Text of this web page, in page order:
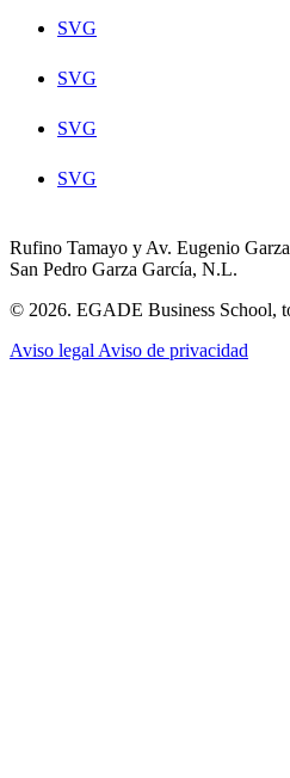
SVG
SVG
SVG
SVG
Rufino Tamayo y Av. Eugenio
San Pedro Garza García, N.L.
© 2026. EGADE Business School,
Aviso legal Aviso de privacidad